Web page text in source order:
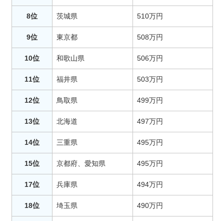
8位 茨城県 510万円
9位 東京都 508万円
10位 和歌山県 506万円
11位 福井県 503万円
12位 鳥取県 499万円
13位 北海道 497万円
14位 三重県 495万円
15位 京都府、愛知県 495万円
17位 兵庫県 494万円
18位 埼玉県 490万円